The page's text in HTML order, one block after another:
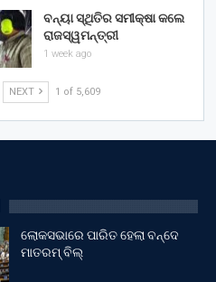
ବନ୍ୟା ସ୍ଥିତିର ସମୀକ୍ଷା କଲେ
ରାଜସ୍ୱମନ୍ତ୍ରୀ
1 week ago
NEXT 1 of 5,609
ଲୋକସଭାରେ ପାରିତ ହେଲା ବନ୍ଦେ
ମାତରମ୍‌ ବିଲ୍‌